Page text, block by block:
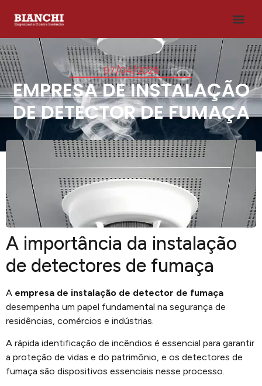
07/04/2026
EMPRESA DE INSTALAÇÃO
DE DETECTOR DE FUMAÇA
A importância da instalação
de detectores de fumaça
A empresa de instalação de detector de fumaça
desempenha um papel fundamental na segurança de
residências, comércios e indústrias.
A rápida identificação de incêndios é essencial para garantir
a proteção de vidas e do patrimônio, e os detectores de
fumaça são dispositivos essenciais nesse processo.